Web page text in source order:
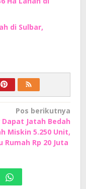
di Sulbar,
Pos berikutnya
Dapat Jatah Bedah
Miskin 5.250 Unit,
Rumah Rp 20 Juta